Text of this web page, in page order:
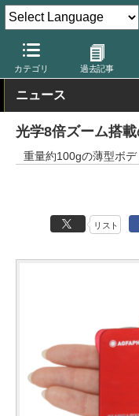
カテゴリ 過去記事
デジカメ Watch カメラ
ニュース
光学8倍ズーム搭
重量約100gの薄型ボデ
リスト